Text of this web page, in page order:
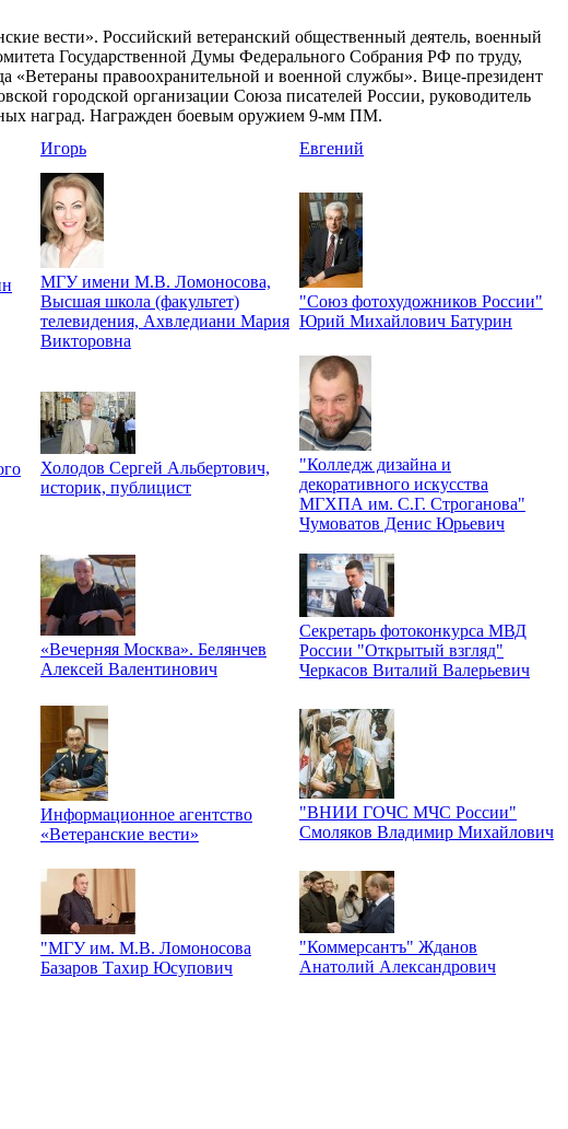
вести». Российский ветеранский общественный деятель, военный
Государственной Думы Федерального Собрания РФ по труду,
«Ветераны правоохранительной и военной службы». Вице-президент
городской организации Союза писателей России, руководитель
наград. Награжден боевым оружием 9-мм ПМ.
Игорь Евгений
МГУ имени М.В. Ломоносова,
Высшая школа (факультет)
телевидения, Ахвледиани Мария
Викторовна
"Союз фотохудожников России"
Юрий Михайлович Батурин
Холодов Сергей Альбертович,
историк, публицист
"Колледж дизайна и
декоративного искусства
МГХПА им. С.Г. Строганова"
Чумоватов Денис Юрьевич
«Вечерняя Москва». Белянчев
Алексей Валентинович
Секретарь фотоконкурса МВД
России "Открытый взгляд"
Черкасов Виталий Валерьевич
Информационное агентство
«Ветеранские вести»
"ВНИИ ГОЧС МЧС России"
Смоляков Владимир Михайлович
"МГУ им. М.В. Ломоносова
Базаров Тахир Юсупович
"Коммерсантъ" Жданов
Анатолий Александрович